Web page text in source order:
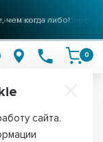
воды подробнее
0
ТЭНы для
сайта.